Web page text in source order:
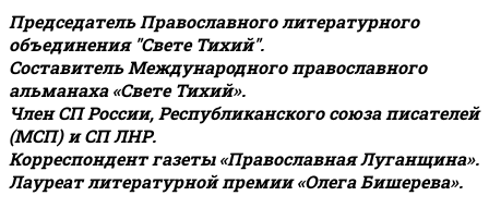
Председатель Православного литературного
объединения "Свете Тихий".
Составитель Международного православного
альманаха «Свете Тихий».
Член СП России, Республиканского союза писателей
(МСП) и СП ЛНР.
Корреспондент газеты «Православная Луганщина».
Лауреат литературной премии «Олега Бишерева».